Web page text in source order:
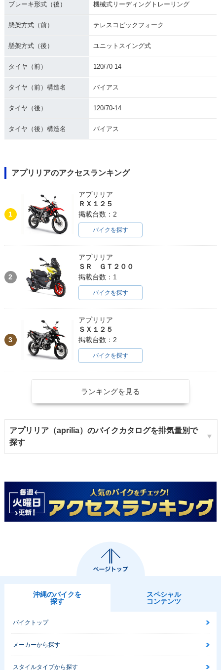
ブレーキ形式（後） 機械式リーディングトレーリング
懸架方式（前） テレスコピックフォーク
懸架方式（後） ユニットスイング式
タイヤ（前） 120/70-14
タイヤ（前）構造名 バイアス
タイヤ（後） 120/70-14
タイヤ（後）構造名 バイアス
アプリリアのアクセスランキング
1
アプリリア
ＲＸ１２５
掲載台数：2
バイクを探す
2
アプリリア
ＳＲ ＧＴ２００
掲載台数：1
バイクを探す
3
アプリリア
ＳＸ１２５
掲載台数：2
バイクを探す
ランキングを見る
アプリリア（aprilia）のバイクカタログを排気量別で
探す
沖縄のバイクを
探す
スペシャル
コンテンツ
バイクトップ
メーカーから探す
スタイルタイプから探す